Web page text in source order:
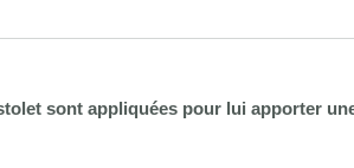
sont appliquées pour lui apporter